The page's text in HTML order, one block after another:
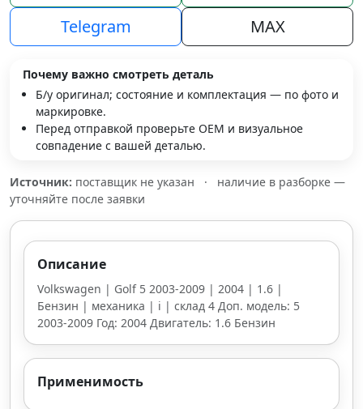
Telegram
MAX
Почему важно смотреть деталь
Б/у оригинал; состояние и комплектация — по фото и
маркировке.
Перед отправкой проверьте OEM и визуальное
совпадение с вашей деталью.
Источник: поставщик не указан ·
наличие в разборке —
уточняйте после заявки
Описание
Volkswagen | Golf 5 2003-2009 | 2004 | 1.6 |
Бензин | механика | i | склад 4 Доп. модель: 5
2003-2009 Год: 2004 Двигатель: 1.6 Бензин
Применимость